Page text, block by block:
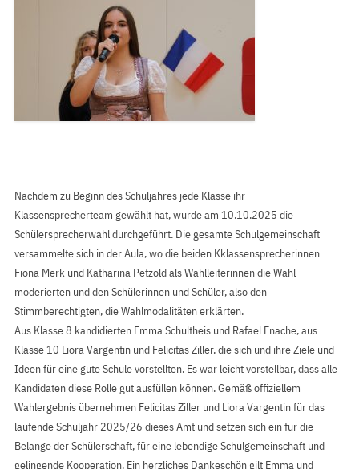
Nachdem zu Beginn des Schuljahres jede Klasse ihr
Klassensprecherteam gewählt hat, wurde am 10.10.2025 die
Schülersprecherwahl durchgeführt. Die gesamte Schulgemeinschaft
versammelte sich in der Aula, wo die beiden Kklassensprecherinnen
Fiona Merk und Katharina Petzold als Wahlleiterinnen die Wahl
moderierten und den Schülerinnen und Schüler, also den
Stimmberechtigten, die Wahlmodalitäten erklärten.
Aus Klasse 8 kandidierten Emma Schultheis und Rafael Enache, aus
Klasse 10 Liora Vargentin und Felicitas Ziller, die sich und ihre Ziele und
Ideen für eine gute Schule vorstellten. Es war leicht vorstellbar, dass alle
Kandidaten diese Rolle gut ausfüllen können. Gemäß offiziellem
Wahlergebnis übernehmen Felicitas Ziller und Liora Vargentin für das
laufende Schuljahr 2025/26 dieses Amt und setzen sich ein für die
Belange der Schülerschaft, für eine lebendige Schulgemeinschaft und
gelingende Kooperation. Ein herzliches Dankeschön gilt Emma und